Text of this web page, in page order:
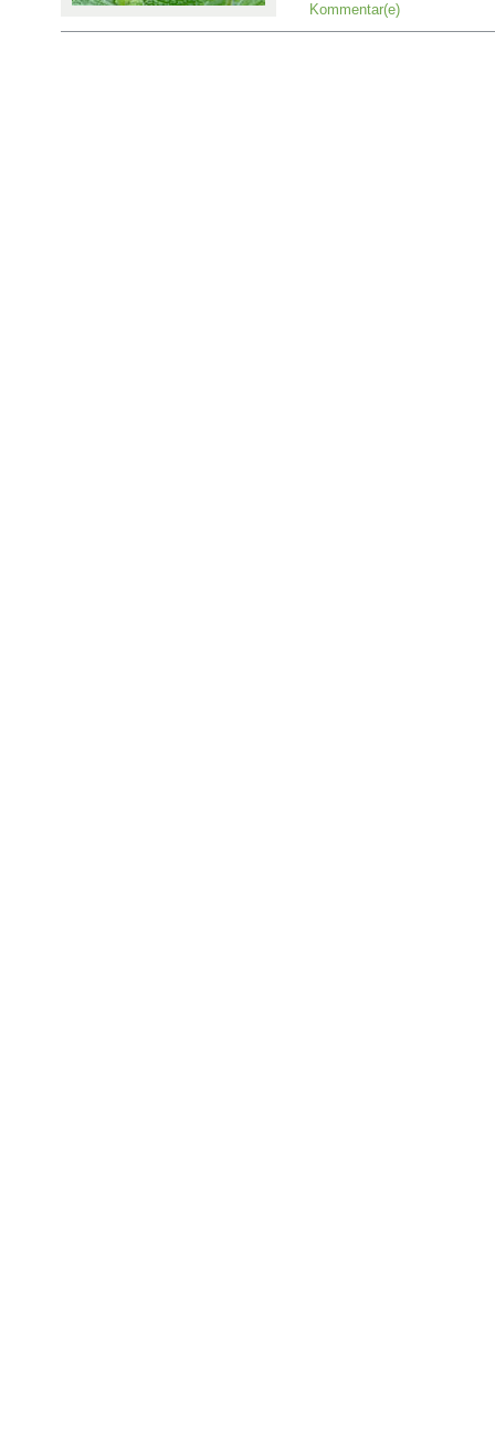
Kommentar(e)